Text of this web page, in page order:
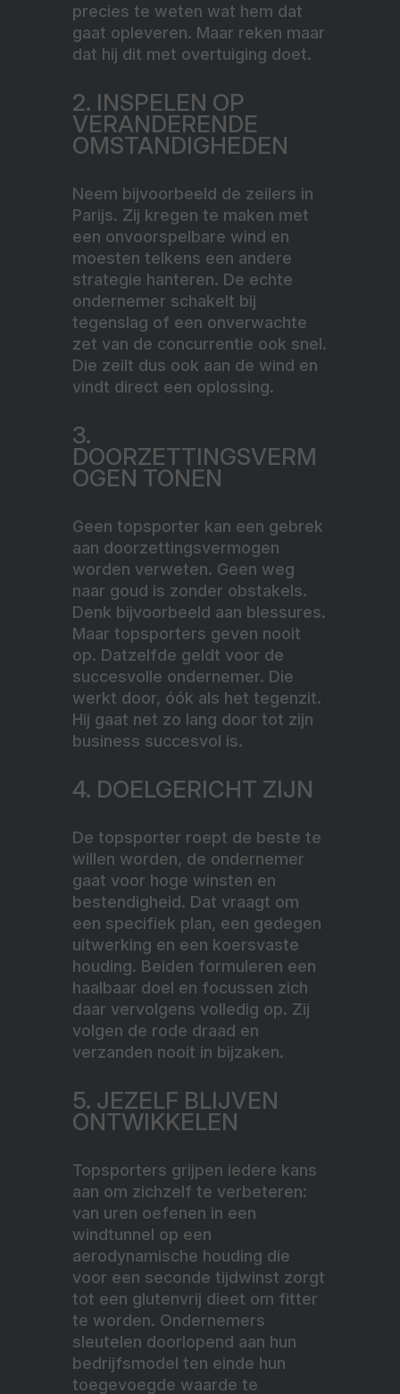
precies te weten wat hem dat
gaat opleveren. Maar reken maar
dat hij dit met overtuiging doet.
2. INSPELEN OP
VERANDERENDE
OMSTANDIGHEDEN
Neem bijvoorbeeld de zeilers in
Parijs. Zij kregen te maken met
een onvoorspelbare wind en
moesten telkens een andere
strategie hanteren. De echte
ondernemer schakelt bij
tegenslag of een onverwachte
zet van de concurrentie ook snel.
Die zeilt dus ook aan de wind en
vindt direct een oplossing.
3.
DOORZETTINGSVERM
OGEN TONEN
Geen topsporter kan een gebrek
aan doorzettingsvermogen
worden verweten. Geen weg
naar goud is zonder obstakels.
Denk bijvoorbeeld aan blessures.
Maar topsporters geven nooit
op. Datzelfde geldt voor de
succesvolle ondernemer. Die
werkt door, óók als het tegenzit.
Hij gaat net zo lang door tot zijn
business succesvol is.
4. DOELGERICHT ZIJN
De topsporter roept de beste te
willen worden, de ondernemer
gaat voor hoge winsten en
bestendigheid. Dat vraagt om
een specifiek plan, een gedegen
uitwerking en een koersvaste
houding. Beiden formuleren een
haalbaar doel en focussen zich
daar vervolgens volledig op. Zij
volgen de rode draad en
verzanden nooit in bijzaken.
5. JEZELF BLIJVEN
ONTWIKKELEN
Topsporters grijpen iedere kans
aan om zichzelf te verbeteren:
van uren oefenen in een
windtunnel op een
aerodynamische houding die
voor een seconde tijdwinst zorgt
tot een glutenvrij dieet om fitter
te worden. Ondernemers
sleutelen doorlopend aan hun
bedrijfsmodel ten einde hun
toegevoegde waarde te